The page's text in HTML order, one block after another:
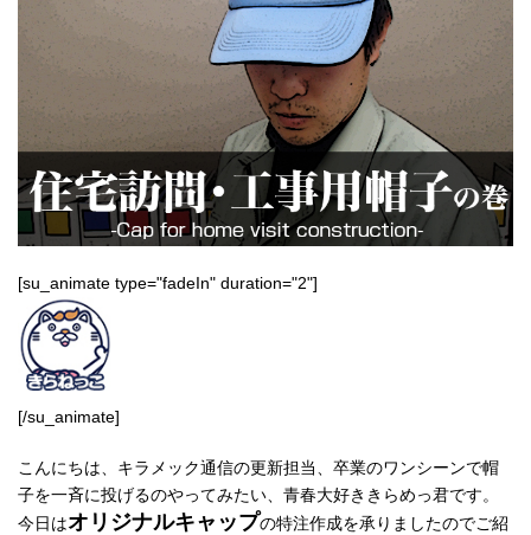
[su_animate type="fadeIn" duration="2"]
[/su_animate]
こんにちは、キラメック通信の更新担当、卒業のワンシーンで帽
子を一斉に投げるのやってみたい、青春大好ききらめっ君です。
今日はオリジナルキャップの特注作成を承りましたのでご紹